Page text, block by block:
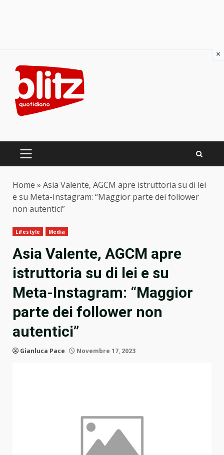
content
PRIMARY
Home » Asia Valente, AGCM apre istruttoria su di lei
e su Meta-Instagram: “Maggior parte dei follower
non autentici”
Lifestyle Media
Asia Valente, AGCM apre
istruttoria su di lei e su
Meta-Instagram: “Maggior
parte dei follower non
autentici”
Gianluca Pace Novembre 17, 2023
×